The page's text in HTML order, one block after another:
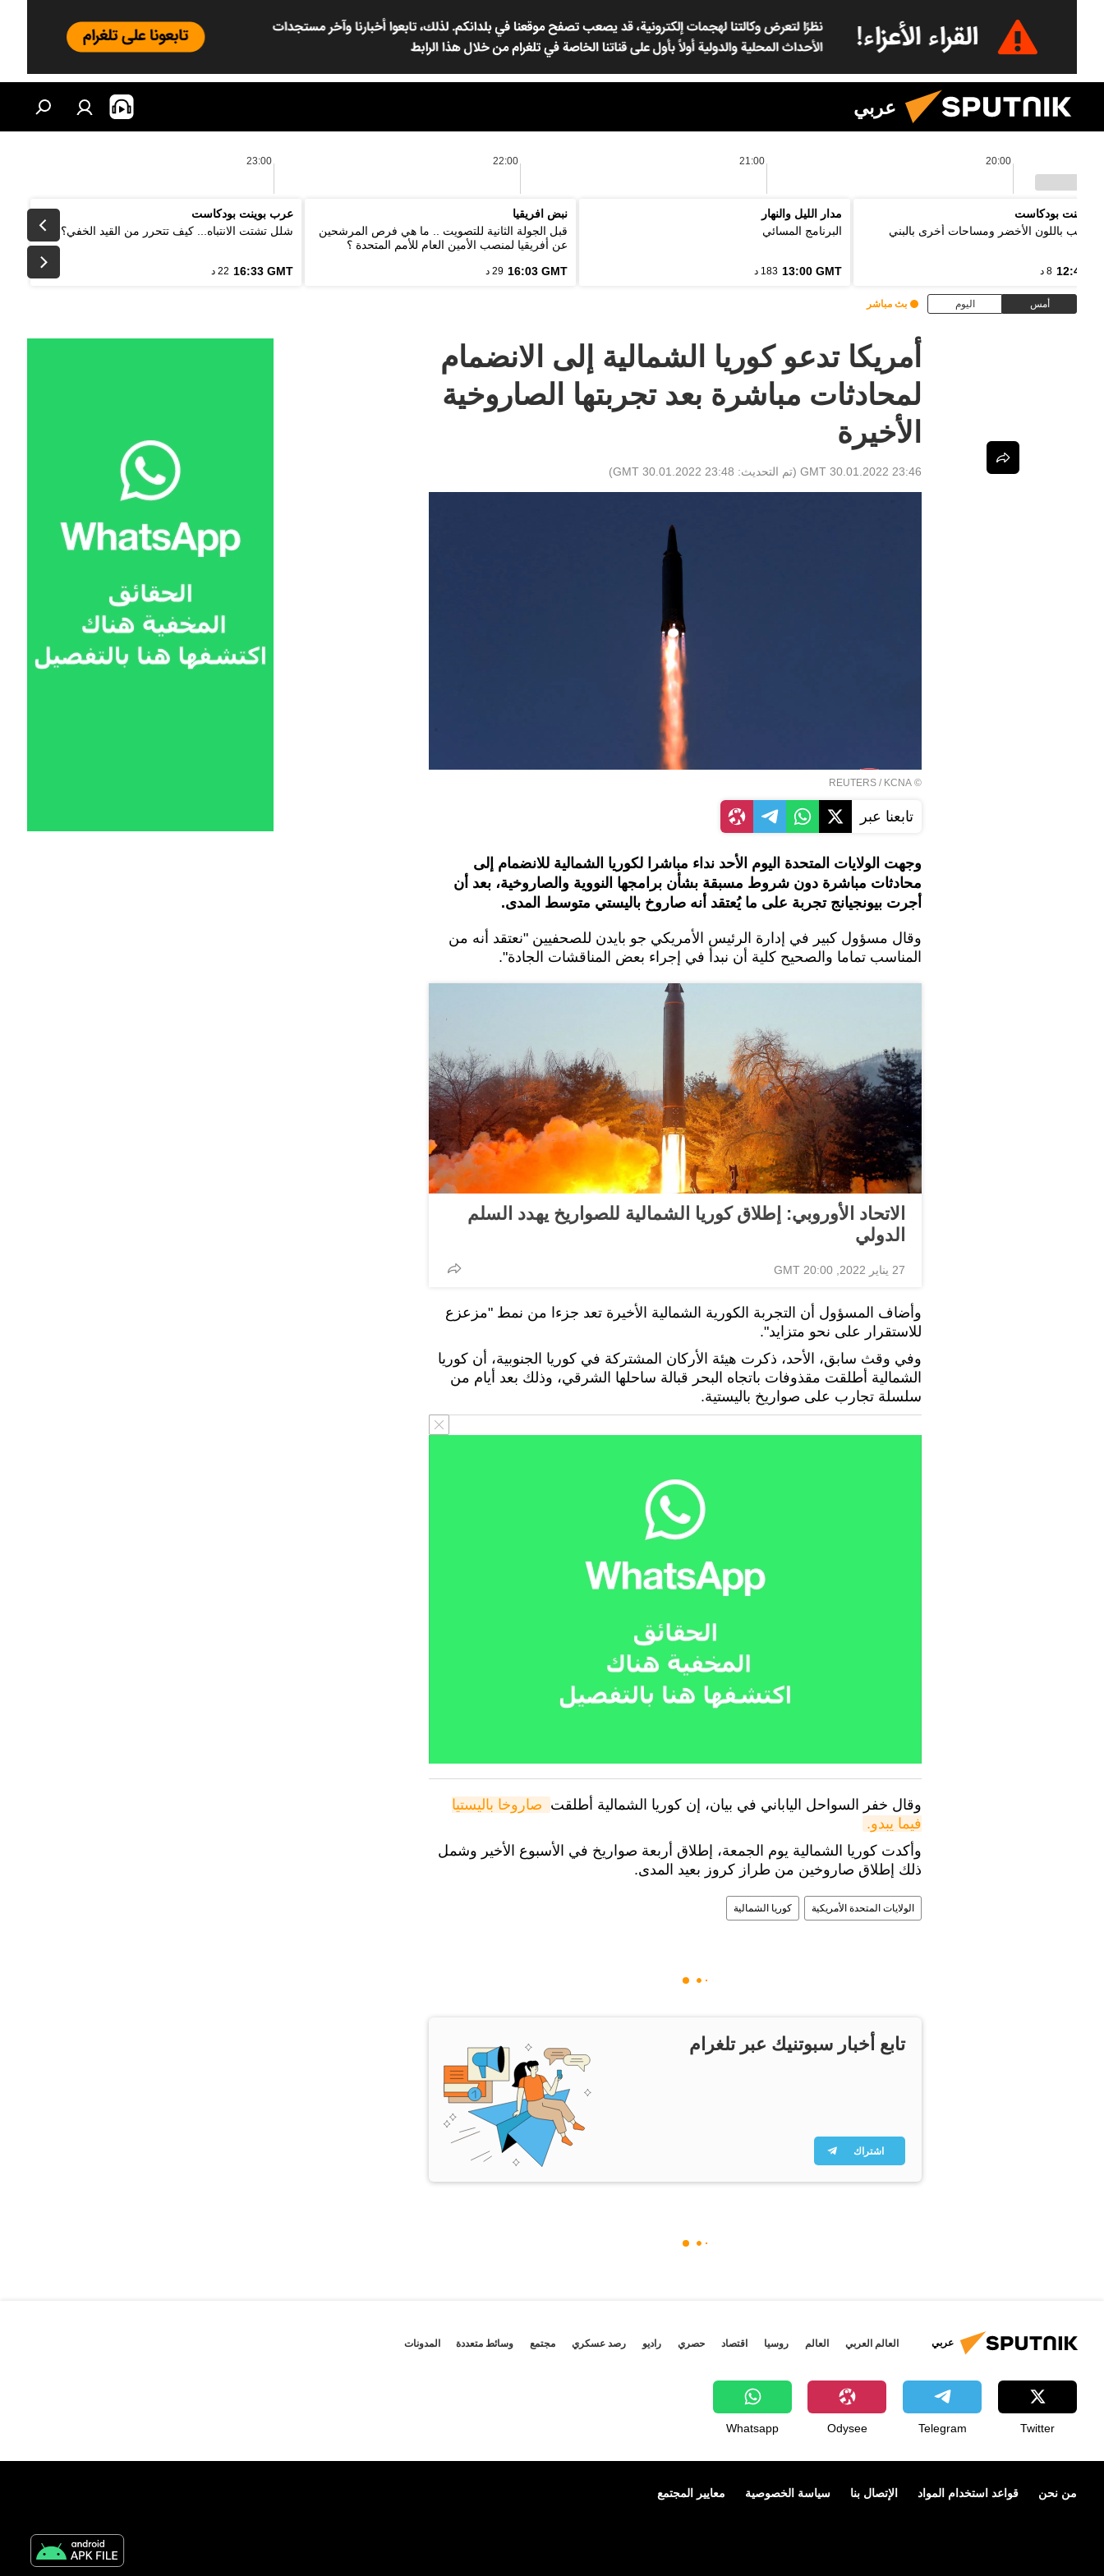
عربي
20:00
21:00
22:00
23:00
بوينت بودكاست
الألب باللون الأخضر ومساحات أخرى بالبني
12:48 8 د
مدار الليل والنهار
البرنامج المسائي
13:00 GMT 183 د
نبض افريقيا
قبل الجولة الثانية للتصويت .. ما هي فرص المرشحين
عن أفريقيا لمنصب الأمين العام للأمم المتحدة ؟
16:03 GMT 29 د
عرب بوينت بودكاست
شلل تشتت الانتباه... كيف تتحرر من القيد الخفي؟
16:33 GMT 22 د
أمس اليوم بث مباشر
أمريكا تدعو كوريا الشمالية إلى الانضمام
لمحادثات مباشرة بعد تجربتها الصاروخية
الأخيرة
23:46 GMT 30.01.2022 (تم التحديث: 23:48 GMT 30.01.2022
)
©
REUTERS / KCNA
تابعنا عبر
وجهت الولايات المتحدة اليوم الأحد نداء مباشرا لكوريا الشمالية للانضمام إلى
محادثات مباشرة دون شروط مسبقة بشأن برامجها النووية والصاروخية، بعد أن
أجرت بيونجيانج تجربة على ما يُعتقد أنه صاروخ باليستي متوسط المدى.
وقال مسؤول كبير في إدارة الرئيس الأمريكي جو بايدن للصحفيين "نعتقد أنه من
المناسب تماما والصحيح كلية أن نبدأ في إجراء بعض المناقشات الجادة".
الاتحاد الأوروبي: إطلاق كوريا الشمالية للصواريخ يهدد السلم
الدولي
27 يناير 2022, 20:00 GMT
وأضاف المسؤول أن التجربة الكورية الشمالية الأخيرة تعد جزءا من نمط "مزعزع
للاستقرار على نحو متزايد".
وفي وقث سابق، الأحد، ذكرت هيئة الأركان المشتركة في كوريا الجنوبية، أن كوريا
الشمالية أطلقت مقذوفات باتجاه البحر قبالة ساحلها الشرقي، وذلك بعد أيام من
سلسلة تجارب على صواريخ باليستية.
وقال خفر السواحل الياباني في بيان، إن كوريا الشمالية أطلقت
فيما يبدو.
وأكدت كوريا الشمالية يوم الجمعة، إطلاق أربعة صواريخ في الأسبوع الأخير وشمل
ذلك إطلاق صاروخين من طراز كروز بعيد المدى.
الولايات المتحدة الأمريكية كوريا الشمالية
تابع أخبار سبوتنيك عبر تلغرام
اشتراك
عربي العالم العربي العالم روسيا اقتصاد حصري راديو رصد عسكري مجتمع وسائط متعددة المدونات
Twitter
Telegram
Odysee
Whatsapp
من نحن قواعد استخدام المواد الإتصال بنا سياسة الخصوصية معايير المجتمع